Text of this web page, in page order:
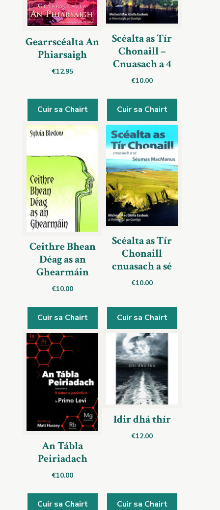
Gearrscéalta An
Phiarsaigh
€12.95
Cuir sa Chairt
Scéalta as Tír
Chonaill –
Cnuasach a 4
€10.00
Cuir sa Chairt
Ceithre Bhean
Déag as an
Ghearmáin
€10.00
Cuir sa Chairt
Scéalta as Tír
Chonaill
cnuasach a sé
€10.00
Cuir sa Chairt
An Tábla
Peiriadach
€10.00
Cuir sa Chairt
Idir dhá thír
€12.00
Cuir sa Chairt